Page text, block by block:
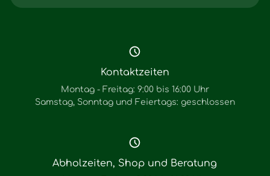
Kontaktzeiten
Montag - Freitag: 9:00 bis 16:00 Uhr
Samstag, Sonntag und Feiertags: geschlossen
Abholzeiten, Shop und Beratung